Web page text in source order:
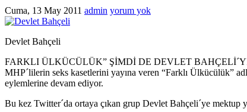
Cuma, 13 May 2011 admin yorum yok
Devlet Bahçeli
FARKLI ÜLKÜCÜLÜK” ŞİMDİ DE DEVLET
MHP´lilerin seks kasetlerini yayına veren “Farklı Ülkücülük”
eylemlerine devam ediyor.
Bu kez Twitter´da ortaya çıkan grup Devlet Bahçeli´ye mektup